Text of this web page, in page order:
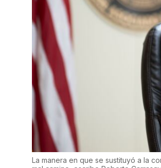
La manera en que se sustituyó a la